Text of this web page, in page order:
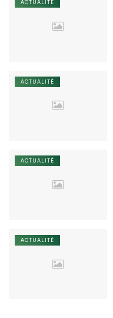
ACTUALITÉ
ACTUALITÉ
ACTUALITÉ
ACTUALITÉ